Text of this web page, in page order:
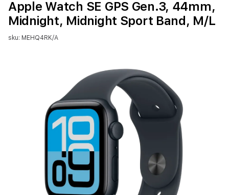
Apple Watch SE GPS Gen.3, 44mm,
Midnight, Midnight Sport Band, M/L
sku: MEHQ4RK/A